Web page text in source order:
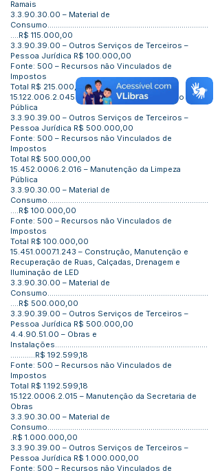
Ramais
3.3.90.30.00 – Material de
Consumo..............................................................................
....R$ 115.000,00
3.3.90.39.00 – Outros Serviços de Terceiros –
Pessoa Jurídica R$ 100.000,00
Fonte: 500 – Recursos não Vinculados de
Impostos
Total R$ 215.000,00
15.122.006.2.045– Manutenção da Iluminação
Pública
3.3.90.39.00 – Outros Serviços de Terceiros –
Pessoa Jurídica R$ 500.000,00
Fonte: 500 – Recursos não Vinculados de
Impostos
Total R$ 500.000,00
15.452.0006.2.016 – Manutenção da Limpeza
Pública
3.3.90.30.00 – Material de
Consumo..............................................................................
....R$ 100.000,00
Fonte: 500 – Recursos não Vinculados de
Impostos
Total R$ 100.000,00
15.451.0007.1.243 – Construção, Manutenção e
Recuperação de Ruas, Calçadas, Drenagem e
Iluminação de LED
3.3.90.30.00 – Material de
Consumo..............................................................................
....R$ 500.000,00
3.3.90.39.00 – Outros Serviços de Terceiros –
Pessoa Jurídica R$ 500.000,00
4.4.90.51.00 – Obras e
Instalações..........................................................................
............R$ 192.599,18
Fonte: 500 – Recursos não Vinculados de
Impostos
Total R$ 1.192.599,18
15.122.0006.2.015 – Manutenção da Secretaria de
Obras
3.3.90.30.00 – Material de
Consumo..............................................................................
.R$ 1.000.000,00
3.3.90.39.00 – Outros Serviços de Terceiros –
Pessoa Jurídica R$ 1.000.000,00
Fonte: 500 – Recursos não Vinculados de